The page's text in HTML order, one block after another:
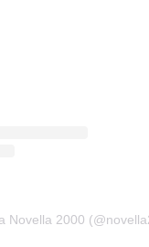
Novella 2000